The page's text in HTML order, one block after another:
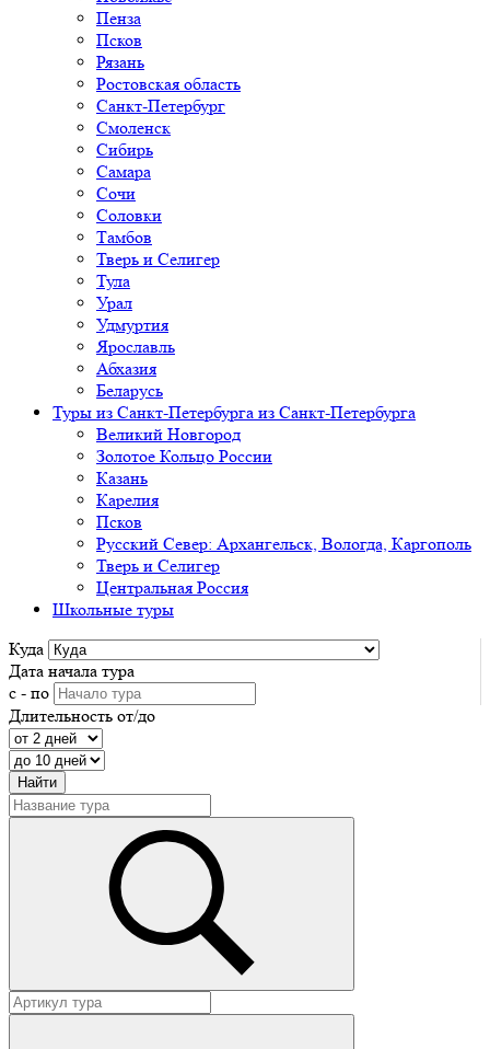
Пенза
Псков
Рязань
Ростовская область
Санкт-Петербург
Смоленск
Сибирь
Самара
Сочи
Соловки
Тамбов
Тверь и Селигер
Тула
Урал
Удмуртия
Ярославль
Абхазия
Беларусь
Туры из Санкт-Петербурга из Санкт-Петербурга
Великий Новгород
Золотое Кольцо России
Казань
Карелия
Псков
Русский Север: Архангельск, Вологда, Каргополь
Тверь и Селигер
Центральная Россия
Школьные туры
Куда
Дата начала тура
с - по
Длительность от/до